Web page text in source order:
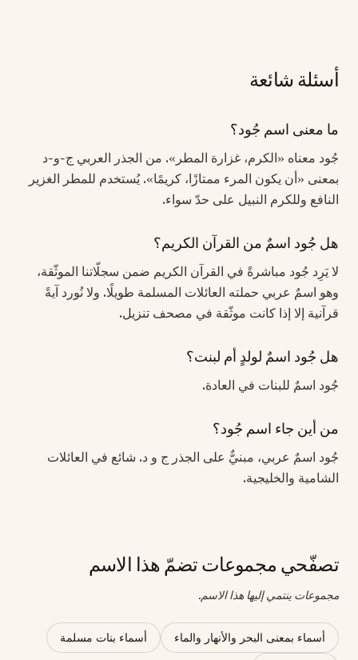
أسئلة شائعة
ما معنى اسم جُود؟
جُود معناه «الكرم، غزارة المطر». من الجذر العربي ج-و-د
بمعنى «أن يكون المرء ممتازًا، كريمًا». يُستخدم للمطر الغزير
النافع وللكرم النبيل على حدّ سواء.
هل جُود اسمٌ من القرآن الكريم؟
لا يَرِد جُود مباشرةً في القرآن الكريم ضمن سجلّاتنا الموثّقة،
وهو اسمٌ عربي حملته العائلات المسلمة طويلًا. ولا نُورد آيةً
قرآنية إلا إذا كانت موثّقة في مصحف تنزيل.
هل جُود اسمٌ لولدٍ أم لبنت؟
جُود اسمٌ للبنات في العادة.
من أين جاء اسم جُود؟
جُود اسمٌ عربي، مبنيٌّ على الجذر ج و د. شائع في العائلات
الشامية والخليجية.
تصفّحي مجموعات تضمّ هذا الاسم
مجموعات ينتمي إليها هذا الاسم.
أسماء بمعنى البحر والأنهار والماء أسماء بنات مسلمة